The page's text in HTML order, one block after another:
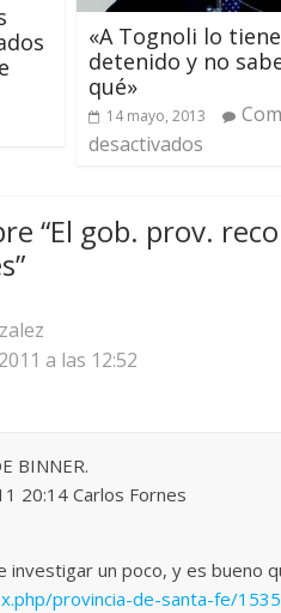
«A Tognoli lo
detenido y no
qué»
14 mayo, 2013
desactivados
“El gob. prov.
”
a las 12:52
BINNER.
20:14 Carlos Fornes
investigar un poco, y es bueno
provincia-de-santa-fe/